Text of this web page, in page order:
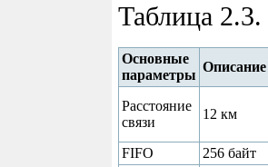
Таблица
Основные
параметры
Описание
Расстояние
связи
12 км
FIFO
256 байт